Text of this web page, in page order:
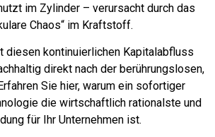
im Zylinder – verursacht durch das
Chaos“ im Kraftstoff.
diesen kontinuierlichen Kapitalabfluss
direkt nach der berührungslosen,
Sie hier, warum ein sofortiger
die wirtschaftlich rationalste und
für Ihr Unternehmen ist.